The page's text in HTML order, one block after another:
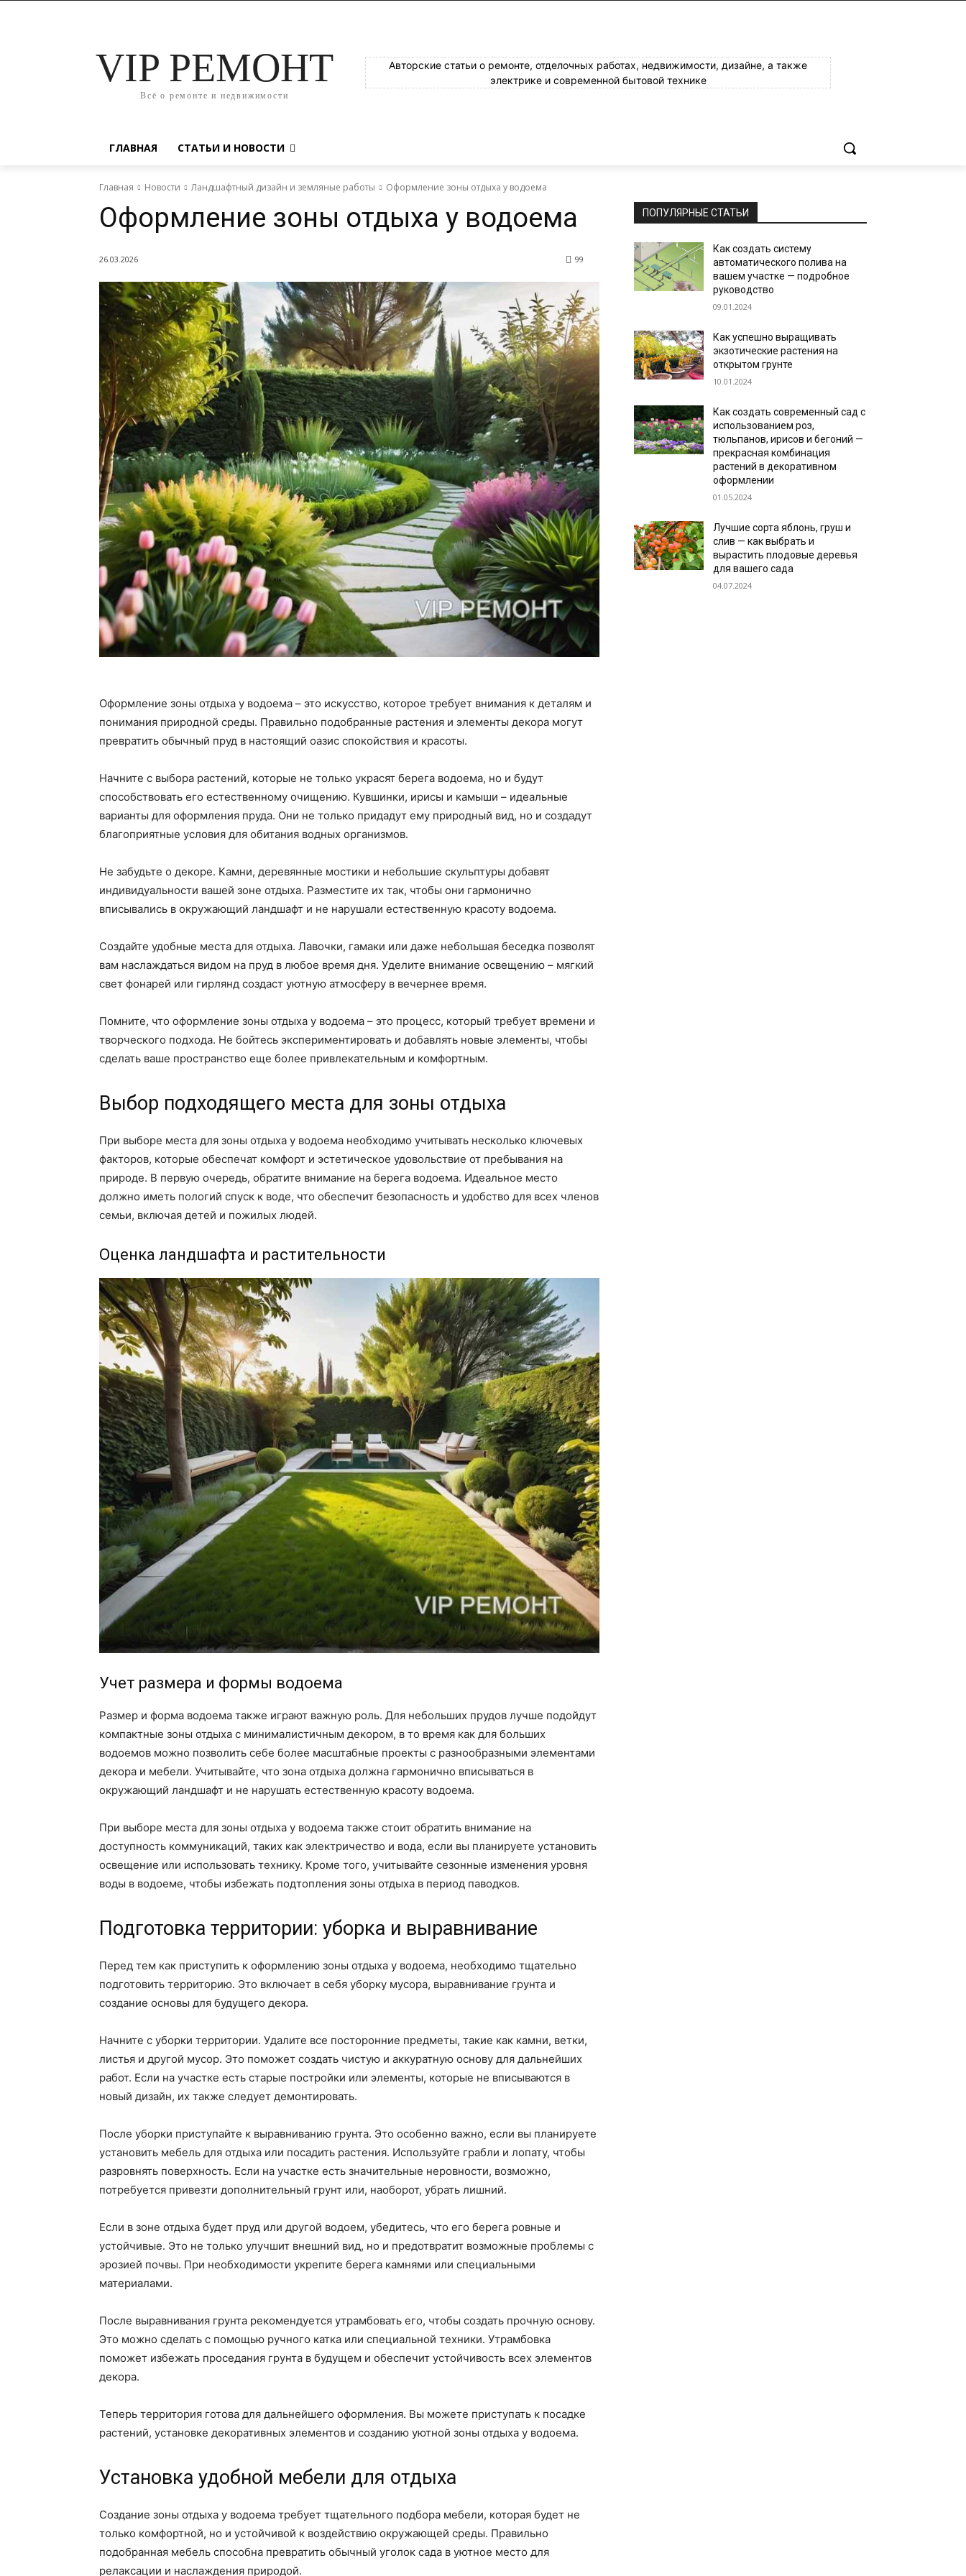
VIP РЕМОНТ
Всё о ремонте и недвижимости
Авторские статьи о ремонте, отделочных работах, недвижимости, дизайне, а также
электрике и современной бытовой технике
ГЛАВНАЯ СТАТЬИ И НОВОСТИ
Главная Новости Ландшафтный дизайн и земляные работы Оформление зоны отдыха у водоема
Оформление зоны отдыха у водоема
26.03.2026 99
Оформление зоны отдыха у водоема – это искусство, которое требует внимания к деталям и
понимания природной среды. Правильно подобранные растения и элементы декора могут
превратить обычный пруд в настоящий оазис спокойствия и красоты.
Начните с выбора растений, которые не только украсят берега водоема, но и будут
способствовать его естественному очищению. Кувшинки, ирисы и камыши – идеальные
варианты для оформления пруда. Они не только придадут ему природный вид, но и создадут
благоприятные условия для обитания водных организмов.
Не забудьте о декоре. Камни, деревянные мостики и небольшие скульптуры добавят
индивидуальности вашей зоне отдыха. Разместите их так, чтобы они гармонично
вписывались в окружающий ландшафт и не нарушали естественную красоту водоема.
Создайте удобные места для отдыха. Лавочки, гамаки или даже небольшая беседка позволят
вам наслаждаться видом на пруд в любое время дня. Уделите внимание освещению – мягкий
свет фонарей или гирлянд создаст уютную атмосферу в вечернее время.
Помните, что оформление зоны отдыха у водоема – это процесс, который требует времени и
творческого подхода. Не бойтесь экспериментировать и добавлять новые элементы, чтобы
сделать ваше пространство еще более привлекательным и комфортным.
Выбор подходящего места для зоны отдыха
При выборе места для зоны отдыха у водоема необходимо учитывать несколько ключевых
факторов, которые обеспечат комфорт и эстетическое удовольствие от пребывания на
природе. В первую очередь, обратите внимание на берега водоема. Идеальное место
должно иметь пологий спуск к воде, что обеспечит безопасность и удобство для всех членов
семьи, включая детей и пожилых людей.
Оценка ландшафта и растительности
Учет размера и формы водоема
Размер и форма водоема также играют важную роль. Для небольших прудов лучше подойдут
компактные зоны отдыха с минималистичным декором, в то время как для больших
водоемов можно позволить себе более масштабные проекты с разнообразными элементами
декора и мебели. Учитывайте, что зона отдыха должна гармонично вписываться в
окружающий ландшафт и не нарушать естественную красоту водоема.
При выборе места для зоны отдыха у водоема также стоит обратить внимание на
доступность коммуникаций, таких как электричество и вода, если вы планируете установить
освещение или использовать технику. Кроме того, учитывайте сезонные изменения уровня
воды в водоеме, чтобы избежать подтопления зоны отдыха в период паводков.
Подготовка территории: уборка и выравнивание
Перед тем как приступить к оформлению зоны отдыха у водоема, необходимо тщательно
подготовить территорию. Это включает в себя уборку мусора, выравнивание грунта и
создание основы для будущего декора.
Начните с уборки территории. Удалите все посторонние предметы, такие как камни, ветки,
листья и другой мусор. Это поможет создать чистую и аккуратную основу для дальнейших
работ. Если на участке есть старые постройки или элементы, которые не вписываются в
новый дизайн, их также следует демонтировать.
После уборки приступайте к выравниванию грунта. Это особенно важно, если вы планируете
установить мебель для отдыха или посадить растения. Используйте грабли и лопату, чтобы
разровнять поверхность. Если на участке есть значительные неровности, возможно,
потребуется привезти дополнительный грунт или, наоборот, убрать лишний.
Если в зоне отдыха будет пруд или другой водоем, убедитесь, что его берега ровные и
устойчивые. Это не только улучшит внешний вид, но и предотвратит возможные проблемы с
эрозией почвы. При необходимости укрепите берега камнями или специальными
материалами.
После выравнивания грунта рекомендуется утрамбовать его, чтобы создать прочную основу.
Это можно сделать с помощью ручного катка или специальной техники. Утрамбовка
поможет избежать проседания грунта в будущем и обеспечит устойчивость всех элементов
декора.
Теперь территория готова для дальнейшего оформления. Вы можете приступать к посадке
растений, установке декоративных элементов и созданию уютной зоны отдыха у водоема.
Установка удобной мебели для отдыха
Создание зоны отдыха у водоема требует тщательного подбора мебели, которая будет не
только комфортной, но и устойчивой к воздействию окружающей среды. Правильно
подобранная мебель способна превратить обычный уголок сада в уютное место для
релаксации и наслаждения природой.
ПОПУЛЯРНЫЕ СТАТЬИ
Как создать систему
автоматического полива на
вашем участке — подробное
руководство
09.01.2024
Как успешно выращивать
экзотические растения на
открытом грунте
10.01.2024
Как создать современный сад с
использованием роз,
тюльпанов, ирисов и бегоний —
прекрасная комбинация
растений в декоративном
оформлении
01.05.2024
Лучшие сорта яблонь, груш и
слив — как выбрать и
вырастить плодовые деревья
для вашего сада
04.07.2024